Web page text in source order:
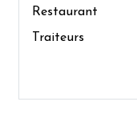
Restaurant
Traiteurs